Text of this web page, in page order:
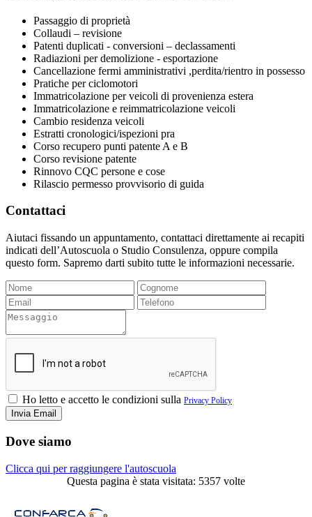
Passaggio di proprietà
Collaudi – revisione
Patenti duplicati - conversioni – declassamenti
Radiazioni per demolizione - esportazione
Cancellazione fermi amministrativi ,perdita/rientro in possesso
Pratiche per ciclomotori
Immatricolazione per veicoli di provenienza estera
Immatricolazione e reimmatricolazione veicoli
Cambio residenza veicoli
Estratti cronologici/ispezioni pra
Corso recupero punti patente A e B
Corso revisione patente
Rinnovo CQC persone e cose
Rilascio permesso provvisorio di guida
Contattaci
Aiutaci fissando un appuntamento, contattaci direttamente ai recapiti
indicati dell’Autoscuola o Studio Consulenza, oppure compila
questo form. Sapremo darti subito tutte le informazioni necessarie.
Ho letto e accetto le condizioni sulla Privacy Policy
Dove siamo
Clicca qui per raggiungere l'autoscuola
Questa pagina è stata visitata: 5357 volte